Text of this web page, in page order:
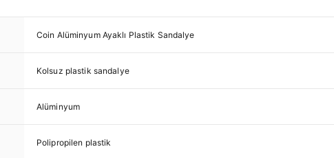
Coin Alüminyum Ayaklı Plastik Sandalye
Kolsuz plastik sandalye
Alüminyum
Polipropilen plastik